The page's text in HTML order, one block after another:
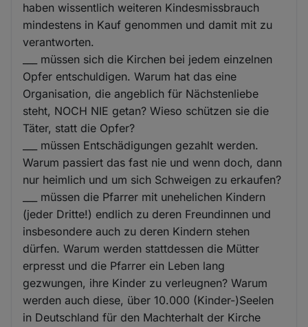
haben wissentlich weiteren Kindesmissbrauch
mindestens in Kauf genommen und damit mit zu
verantworten.
___ müssen sich die Kirchen bei jedem einzelnen
Opfer entschuldigen. Warum hat das eine
Organisation, die angeblich für Nächstenliebe
steht, NOCH NIE getan? Wieso schützen sie die
Täter, statt die Opfer?
___ müssen Entschädigungen gezahlt werden.
Warum passiert das fast nie und wenn doch, dann
nur heimlich und um sich Schweigen zu erkaufen?
___ müssen die Pfarrer mit unehelichen Kindern
(jeder Dritte!) endlich zu deren Freundinnen und
insbesondere auch zu deren Kindern stehen
dürfen. Warum werden stattdessen die Mütter
erpresst und die Pfarrer ein Leben lang
gezwungen, ihre Kinder zu verleugnen? Warum
werden auch diese, über 10.000 (Kinder-)Seelen
in Deutschland für den Machterhalt der Kirche